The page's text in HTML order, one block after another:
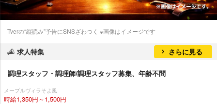
Tverの“縦読み”予告にSNSざわつく ※画像はイメージです
求人特集 さらに見る
調理スタッフ・調理師/調理スタッフ募集、年齢不問
メープルヴィラそよ風
時給1,350円～1,500円